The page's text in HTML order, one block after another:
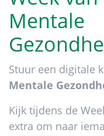
Mentale
Stuur een digitale
Mentale
Kijk tijdens de
extra om naar